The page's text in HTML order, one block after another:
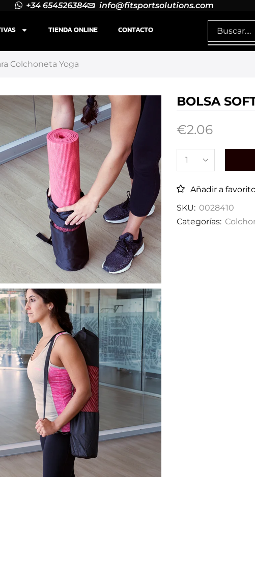
+34 654526384 info@fitsportsolutions.com
TIENDA ONLINE CONTACTO
Colchoneta Yoga
BOLSA
€2.06
Añadir a
SKU: 0028410
Categorías: